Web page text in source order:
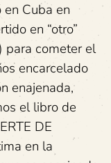
Cuba en
en “otro”
para cometer el
encarcelado
enajenada,
el libro de
DE
en la